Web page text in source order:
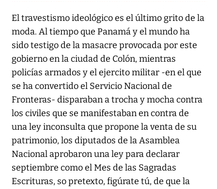
El travestismo ideológico es el último grito de la
moda. Al tiempo que Panamá y el mundo ha
sido testigo de la masacre provocada por este
gobierno en la ciudad de Colón, mientras
policías armados y el ejercito militar -en el que
se ha convertido el Servicio Nacional de
Fronteras- disparaban a trocha y mocha contra
los civiles que se manifestaban en contra de
una ley inconsulta que propone la venta de su
patrimonio, los diputados de la Asamblea
Nacional aprobaron una ley para declarar
septiembre como el Mes de las Sagradas
Escrituras, so pretexto, figúrate tú, de que la